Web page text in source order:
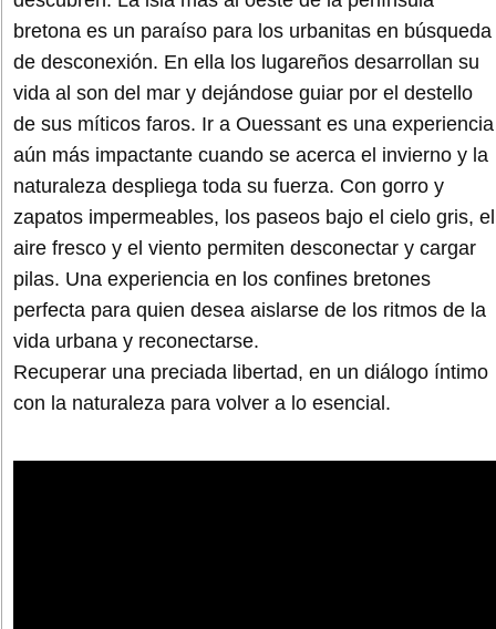
bretona es un paraíso para los urbanitas en búsqueda
de desconexión. En ella los lugareños desarrollan su
vida al son del mar y dejándose guiar por el destello
de sus míticos faros. Ir a Ouessant es una experiencia
aún más impactante cuando se acerca el invierno y la
naturaleza despliega toda su fuerza. Con gorro y
zapatos impermeables, los paseos bajo el cielo gris, el
aire fresco y el viento permiten desconectar y cargar
pilas. Una experiencia en los confines bretones
perfecta para quien desea aislarse de los ritmos de la
vida urbana y reconectarse.
Recuperar una preciada libertad, en un diálogo íntimo
con la naturaleza para volver a lo esencial.